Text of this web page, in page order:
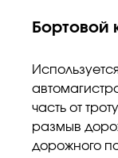
часть от
размыв
дорожного